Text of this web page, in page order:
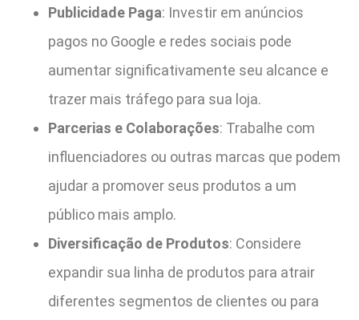
Publicidade Paga: Investir em anúncios
pagos no Google e redes sociais pode
aumentar significativamente seu alcance e
trazer mais tráfego para sua loja.
Parcerias e Colaborações: Trabalhe com
influenciadores ou outras marcas que podem
ajudar a promover seus produtos a um
público mais amplo.
Diversificação de Produtos: Considere
expandir sua linha de produtos para atrair
diferentes segmentos de clientes ou para